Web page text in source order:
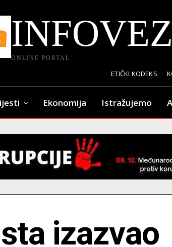
ONLINE PORTAL
ETIČKI KODEKS
Ekonomija Istražujemo
izazvao